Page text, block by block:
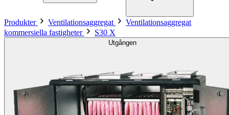
Produkter Ventilationsaggregat
Ventilationsaggregat
kommersiella fastigheter
S30 X
Utgången